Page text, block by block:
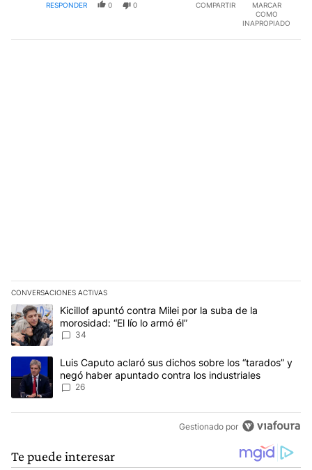
RESPONDER 0 0 COMPARTIR
MARCAR
COMO
INAPROPIADO
CONVERSACIONES ACTIVAS
Este listado muestra los artículos con más comentarios en los
Un artículo de tendencia con el título "Kicillof apuntó contra Milei
Kicillof apuntó contra Milei por la suba de la
morosidad: “El lío lo armó él”
34
Un artículo de tendencia con el título "Luis Caputo aclaró sus
Luis Caputo aclaró sus dichos sobre los “tarados” y
negó haber apuntado contra los industriales
26
Gestionado por